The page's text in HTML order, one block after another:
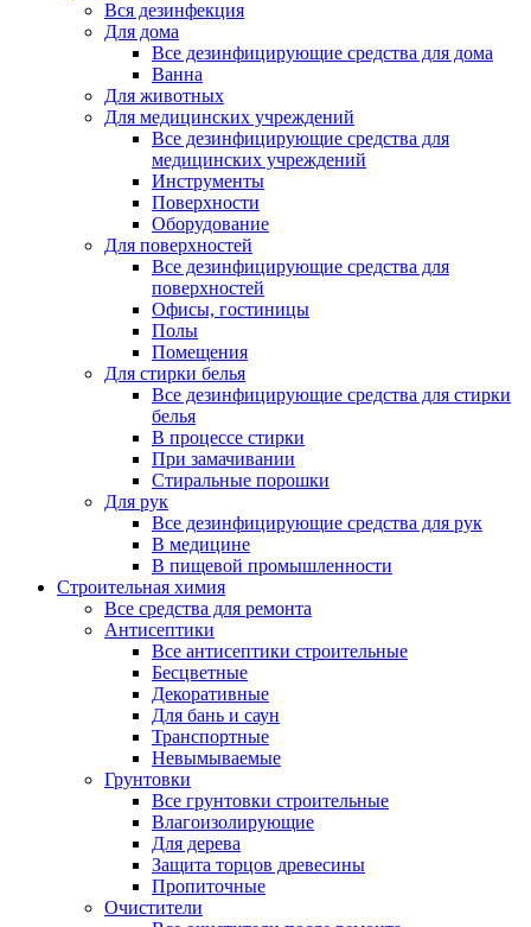
Вся дезинфекция
Для дома
Все дезинфицирующие средства для дома
Ванна
Для животных
Для медицинских учреждений
Все дезинфицирующие средства для
медицинских учреждений
Инструменты
Поверхности
Оборудование
Для поверхностей
Все дезинфицирующие средства для
поверхностей
Офисы, гостиницы
Полы
Помещения
Для стирки белья
Все дезинфицирующие средства для стирки
белья
В процессе стирки
При замачивании
Стиральные порошки
Для рук
Все дезинфицирующие средства для рук
В медицине
В пищевой промышленности
Строительная химия
Все средства для ремонта
Антисептики
Все антисептики строительные
Бесцветные
Декоративные
Для бань и саун
Транспортные
Невымываемые
Грунтовки
Все грунтовки строительные
Влагоизолирующие
Для дерева
Защита торцов древесины
Пропиточные
Очистители